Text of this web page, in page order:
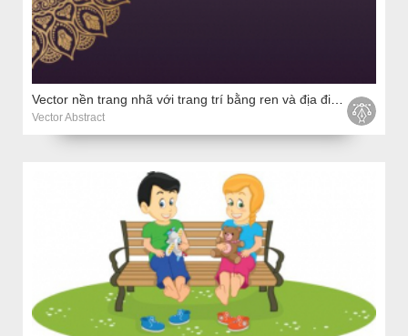
Vector Abstract